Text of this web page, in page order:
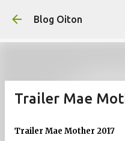
Pular para o
Blog Oiton
Trailer Mae
Trailer Mae Mother 2017